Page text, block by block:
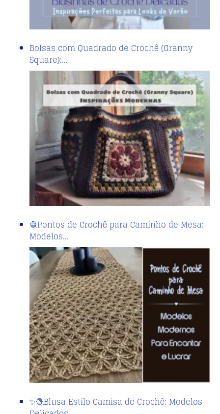
Bolsas com Quadrado de Crochê (Granny
Square):…
🧶Pontos de Crochê para Caminho de Mesa:
Modelos…
✨🧶Blusa Estilo Camisa de Crochê: Modelos